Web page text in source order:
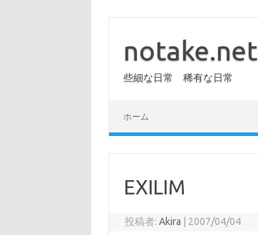
notake.net
些細な日常 稀有な日常
ホーム
EXILIM
投稿者:Akira 2007/04/04